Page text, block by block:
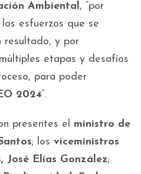
Ambiental, “por
esfuerzos que se
resultado, y por
etapas y desafíos
para poder
2024”.
presentes el ministro de
; los viceministros
José Elías González;